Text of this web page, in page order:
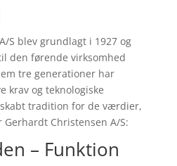
S blev grundlagt i 1927 og
den førende virksomhed
tre generationer har
krav og teknologiske
tradition for de værdier,
Christensen A/S:
– Funktion